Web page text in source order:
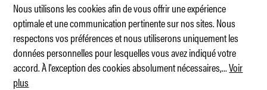
Les voitures de… Hugh Hefner
Nous utilisons les cookies afin de vous offrir une expérience
optimale et une communication pertinente sur nos sites. Nous
respectons vos préférences et nous utiliserons uniquement les
données personnelles pour lesquelles vous avez indiqué votre
accord. À l'exception des cookies absolument nécessaires,...Voir
plus